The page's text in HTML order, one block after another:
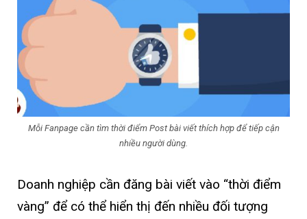
Mỗi Fanpage cần tìm thời điểm Post bài viết thích hợp để tiếp cận
nhiều người dùng.
Doanh nghiệp cần đăng bài viết vào “thời điểm
vàng” để có thể hiển thị đến nhiều đối tượng